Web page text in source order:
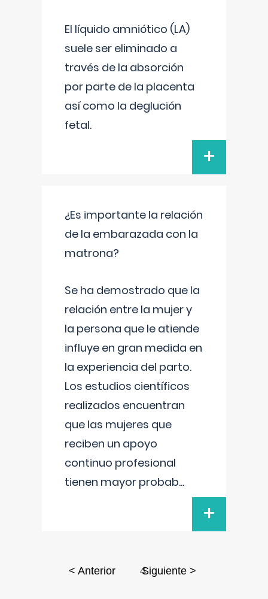
El líquido amniótico (LA)
suele ser eliminado a
través de la absorción
por parte de la placenta
así como la deglución
fetal.
+
¿Es importante la relación
de la embarazada con la
matrona?
Se ha demostrado que la
relación entre la mujer y
la persona que le atiende
influye en gran medida en
la experiencia del parto.
Los estudios científicos
realizados encuentran
que las mujeres que
reciben un apoyo
continuo profesional
tienen mayor probab...
+
< Anterior 4
Siguiente >